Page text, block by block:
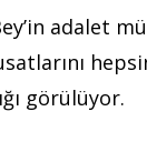
adalet
görülüyor.